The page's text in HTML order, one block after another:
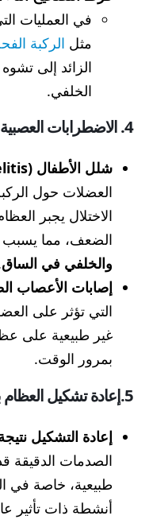
في العمليات
مثل الركبة
الزائد إلى
الخلفي.
4. الاضطرابات العصبية والعضلية
شلل الأطفال (Poliomyelitis)
العضلات حول
الاختلال يجبر
الضعف، مما
والخلفي في الساق
إصابات الأعصاب
التي تؤثر على
غير طبيعية على
بمرور الوقت.
5.إعادة تشكيل العظام بعد الإصابات
إعادة التشكيل
الصدمات الدقيقة
طبيعية، خاصة في
أنشطة ذات تأثير